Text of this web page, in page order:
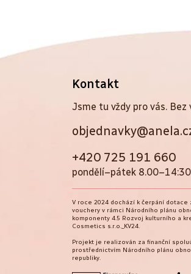
Kontakt
Jsme tu vždy pro vás.
+420 725 191 660
pondělí–pátek 8.00–14:30
V roce 2024 dochází k čerpání dotace
vouchery v rámci Národního plánu
komponenty 4.5 Rozvoj kulturního a
Cosmetics s.r.o._KV24.
Projekt je realizován za finanční
prostřednictvím Národního plánu
republiky.